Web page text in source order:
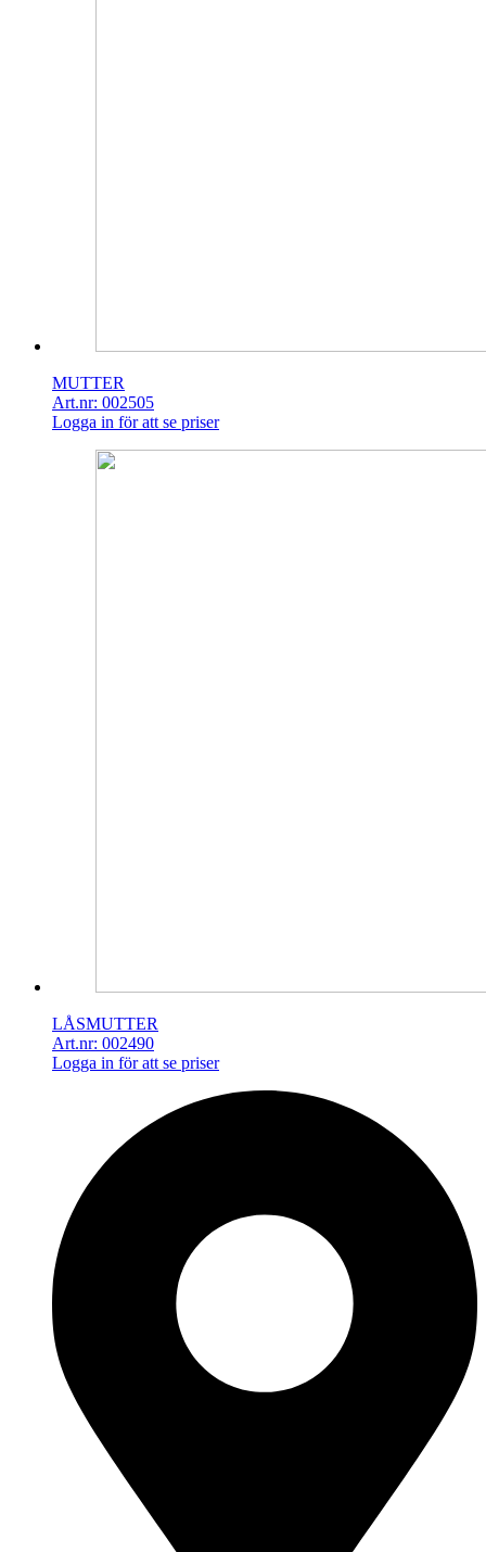
MUTTER
Art.nr: 002505
Logga in för att se priser
LÅSMUTTER
Art.nr: 002490
Logga in för att se priser